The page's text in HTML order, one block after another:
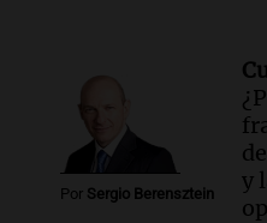
Por Sergio Berensztein
y